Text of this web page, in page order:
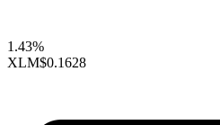
1.43%
XLM$0.1628